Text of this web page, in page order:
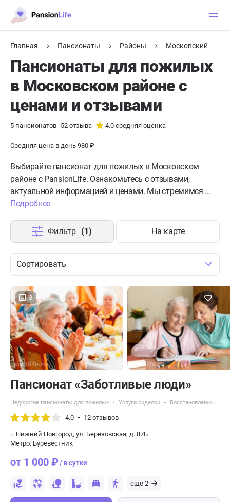
Главная Пансионаты Районы Московский
Пансионаты для пожилых
в Московском районе с
ценами и отзывами
5 пансионатов 52 отзыва 4.0 средняя оценка
Средняя цена в день 980 ₽
Выбирайте пансионат для пожилых в Московском
районе с PansionLife. Ознакомьтесь с отзывами,
актуальной информацией и ценами. Мы стремимся ...
Подробнее
Сортировать
Фильтр (1) На карте
3
Пансионат «Заботливые люди»
Недорогие пансионаты для пожилых Услуги сиделки Восстановление
4.0 12 отзывов
г. Нижний Новгород, ул. Березовская, д. 87Б
Метро: Буревестник
от 1 000 ₽/ в сутки
еще 2